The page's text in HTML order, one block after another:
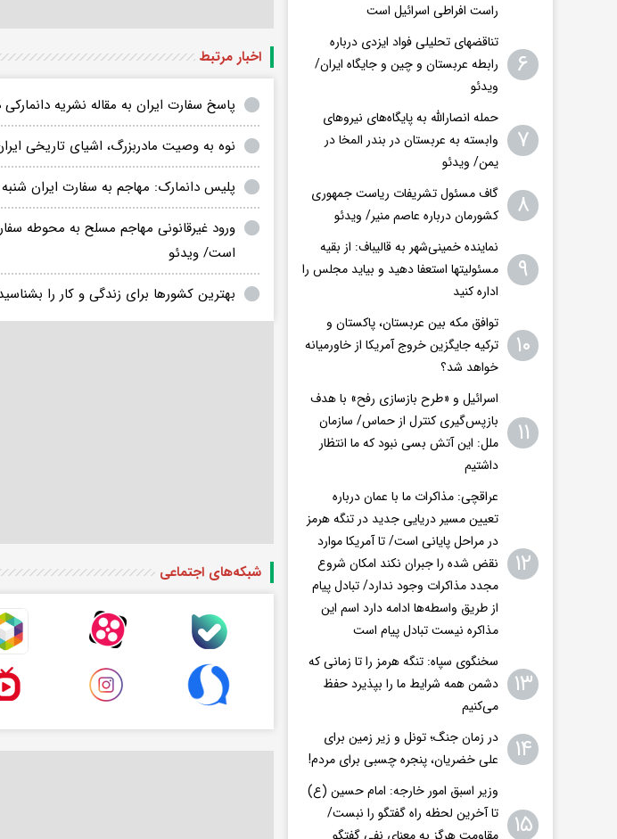
اخبار مرتبط
پاسخ سفارت ایران به مقاله نشریه
نوه به وصیت مادربزرگ، اشیای تاریخی
پلیس دانمارک: مهاجم به سفارت ایران
ورود غیرقانونی مهاجم مسلح به محوطه
است/ ویدئو
بهترین کشورها برای زندگی و کار را
شبکه‌های اجتماعی
راست افراطی اسرائیل است
۶
تناقضهای تحلیلی فواد ایزدی درباره
رابطه عربستان و چین و جایگاه ایران/
ویدئو
۷
حمله انصارالله به پایگاه‌های نیروهای
وابسته به عربستان در بندر المخا در
یمن/ ویدئو
۸
گاف مسئول تشریفات ریاست جمهوری
کشورمان درباره عاصم منیر/ ویدئو
۹
نماینده خمینی‌شهر به قالیباف: از بقیه
مسئولیتها استعفا دهید و بیاید مجلس را
اداره کنید
۱۰
توافق مکه بین عربستان، پاکستان و
ترکیه جایگزین خروج آمریکا از خاورمیانه
خواهد شد؟
۱۱
اسرائیل و «طرح بازسازی رفح» با هدف
بازپس‌گیری کنترل از حماس/ سازمان
ملل: این آتش بسی نبود که ما انتظار
داشتیم
۱۲
عراقچی: مذاکرات ما با عمان درباره
تعیین مسیر دریایی جدید در تنگه هرمز
در مراحل پایانی است/ تا آمریکا موارد
نقض شده را جبران نکند امکان شروع
مجدد مذاکرات وجود ندارد/ تبادل پیام
از طریق واسطه‌ها ادامه دارد اسم این
مذاکره نیست تبادل پیام است
۱۳
سخنگوی سپاه: تنگه هرمز را تا زمانی که
دشمن همه‌ شرایط ما را بپذیرد حفظ
می‌کنیم
۱۴
در زمان جنگ؛ تونل و زیر زمین برای
علی خضریان، پنجره چسبی برای مردم!
۱۵
وزیر اسبق امور خارجه: امام حسین (ع)
تا آخرین لحظه راه گفتگو را نبست/